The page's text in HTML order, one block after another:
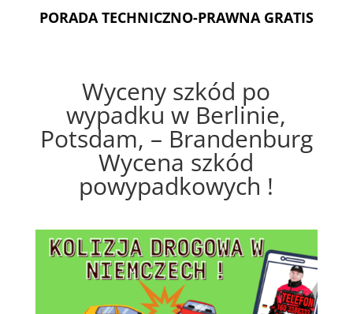
PORADA TECHNICZNO-PRAWNA GRATIS
Wyceny szkód po
wypadku w Berlinie,
Potsdam, – Brandenburg
Wycena szkód
powypadkowych !